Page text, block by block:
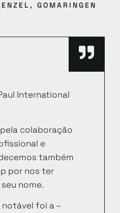
GOMARINGEN
International
colaboração
e
também
por nos ter
nome.
foi a –